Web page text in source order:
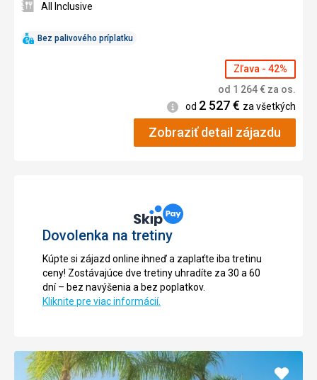
Bez palivového príplatku
All Inclusive
Zľava - 42%
od 1 264€ za os.
Informácie
od 2 527€ za všetkých
Zobraziť detail zájazdu
Dovolenka na tretiny
Kúpte si zájazd online ihneď a zaplaťte iba tretinu
ceny! Zostávajúce dve tretiny uhradíte za 30 a 60
dní – bez navýšenia a bez poplatkov.
Kliknite pre viac informácií.
Pridať